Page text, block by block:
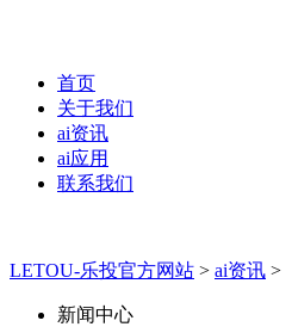
首页
关于我们
ai资讯
ai应用
联系我们
LETOU-乐投官方网站 > ai资讯 >
新闻中心